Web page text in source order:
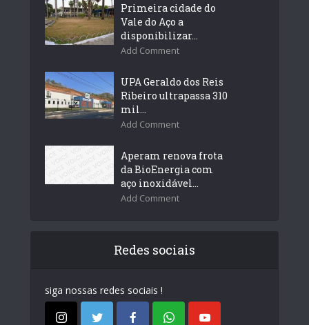
Primeira cidade do
Vale do Aço a
disponibilizar...
Add Comment
UPA Geraldo dos Reis
Ribeiro ultrapassa 310
mil...
Add Comment
Aperam renova frota
da BioEnergia com
aço inoxidável...
Add Comment
Redes sociais
siga nossas redes sociais !